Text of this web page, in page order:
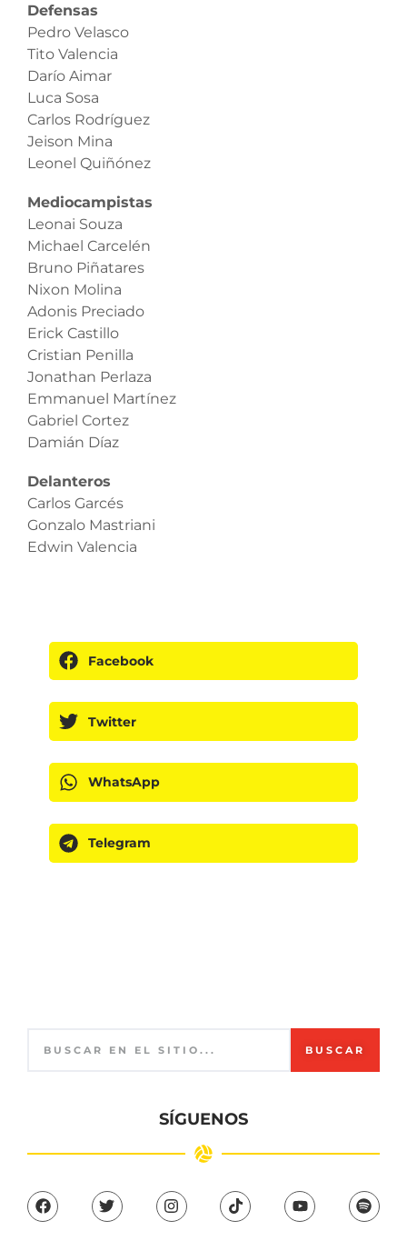
Defensas
Pedro Velasco
Tito Valencia
Darío Aimar
Luca Sosa
Carlos Rodríguez
Jeison Mina
Leonel Quiñónez
Mediocampistas
Leonai Souza
Michael Carcelén
Bruno Piñatares
Nixon Molina
Adonis Preciado
Erick Castillo
Cristian Penilla
Jonathan Perlaza
Emmanuel Martínez
Gabriel Cortez
Damián Díaz
Delanteros
Carlos Garcés
Gonzalo Mastriani
Edwin Valencia
Facebook
Twitter
WhatsApp
Telegram
BUSCAR
SÍGUENOS